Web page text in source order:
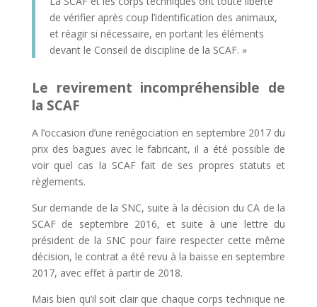
de vérifier après coup l’identification des animaux,
et réagir si nécessaire, en portant les éléments
devant le Conseil de discipline de la SCAF. »
Le revirement incompréhensible de
la SCAF
A l’occasion d’une renégociation en septembre 2017 du
prix des bagues avec le fabricant, il a été possible de
voir quel cas la SCAF fait de ses propres statuts et
règlements.
Sur demande de la SNC, suite à la décision du CA de la
SCAF de septembre 2016, et suite à une lettre du
président de la SNC pour faire respecter cette même
décision, le contrat a été revu à la baisse en septembre
2017, avec effet à partir de 2018.
Mais bien qu’il soit clair que chaque corps technique ne